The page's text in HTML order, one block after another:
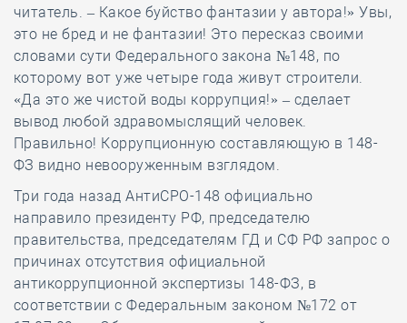
читатель. – Какое буйство фантазии у автора!» Увы,
это не бред и не фантазии! Это пересказ своими
словами сути Федерального закона №148, по
которому вот уже четыре года живут строители.
«Да это же чистой воды коррупция!» – сделает
вывод любой здравомыслящий человек.
Правильно! Коррупционную составляющую в 148-
ФЗ видно невооруженным взглядом.
Три года назад АнтиСРО-148 официально
направило президенту РФ, председателю
правительства, председателям ГД и СФ РФ запрос о
причинах отсутствия официальной
антикоррупционной экспертизы 148-ФЗ, в
соответствии с Федеральным законом №172 от